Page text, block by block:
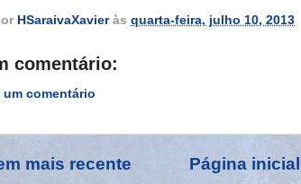
HSaraivaXavier às quarta-feira, julho 10, 2013
comentário:
um comentário
mais recente Página inicial